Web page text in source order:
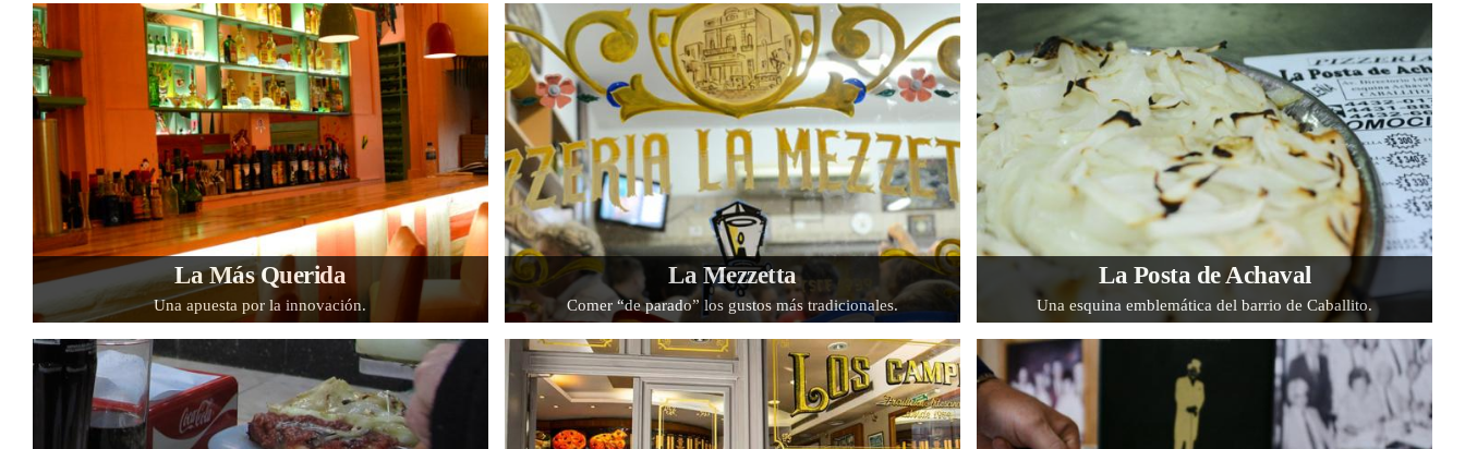
La Más Querida
Una apuesta por la innovación.
La Mezzetta
Comer “de parado” los gustos más tradicionales.
La Posta de Achaval
Una esquina emblemática del barrio de Caballito.